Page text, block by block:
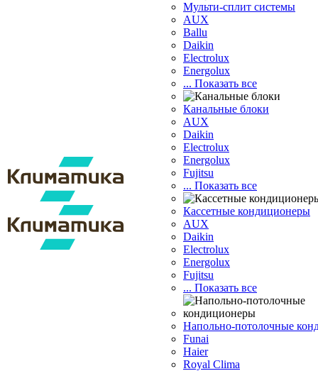
Мульти-сплит системы
AUX
Ballu
Daikin
Electrolux
Energolux
... Показать все
Канальные блоки
AUX
Dаikin
Electrolux
Energolux
Fujitsu
... Показать все
Кассетные кондиционеры
AUX
Daikin
Electrolux
Energolux
Fujitsu
... Показать все
Напольно-потолочные
Funai
Haier
Royal Clima